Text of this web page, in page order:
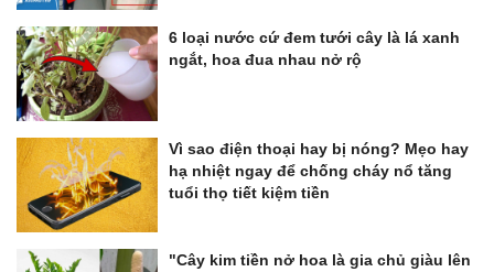
6 loại nước cứ đem tưới cây là lá xanh
ngắt, hoa đua nhau nở rộ
Vì sao điện thoại hay bị nóng? Mẹo hay
hạ nhiệt ngay để chống cháy nổ tăng
tuổi thọ tiết kiệm tiền
"Cây kim tiền nở hoa là gia chủ giàu lên